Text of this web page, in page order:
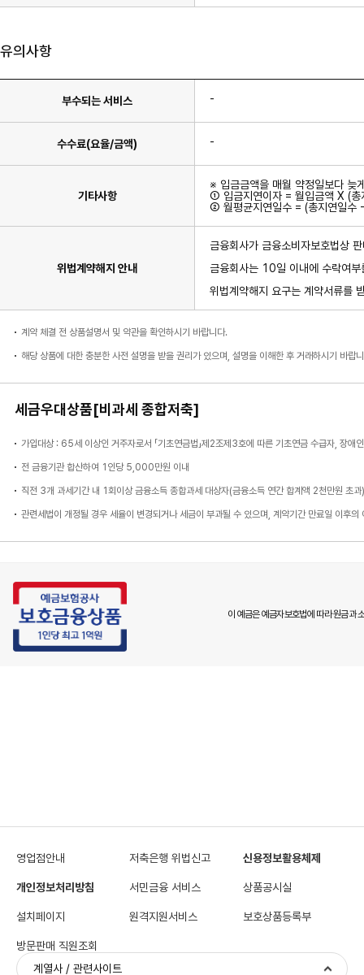
유의사항
부수되는 서비스 -
수수료(요율/금액) -
기타사항
※ 입금금액을 매월 약정일보다 늦
① 입금지연이자 = 월입금액 X (
② 월평균지연일수 = (총지연일수
위법계약해지 안내
금융회사가 금융소비자보호법상
금융회사는 10일 이내에 수락여
위법계약해지 요구는 계약서류를
계약 체결 전 상품설명서 및 약관을 확인하시기 바랍니다.
해당 상품에 대한 충분한 사전 설명을 받을 권리가 있으며, 설명을 이해한 후 거래하시기 바랍
세금우대상품[비과세 종합저축]
가입대상 : 65세 이상인 거주자로서 「기초연금법」제2조제3호에 따른 기초연금 수급자, 장
전 금융기관 합산하여 1인당 5,000만원 이내
직전 3개 과세기간 내 1회이상 금융소득 종합과세 대상자(금융소득 연간 합계액 2천만원 초과
관련세법이 개정될 경우 세율이 변경되거나 세금이 부과될 수 있으며, 계약기간 만료일 이후의
이 예금은 예금자보호법에 따라 원금과
영업점안내 저축은행 위법신고 신용정보활용체제
개인정보처리방침 서민금융 서비스 상품공시실
설치페이지 원격지원서비스 보호상품등록부
방문판매 직원조회
계열사 / 관련사이트